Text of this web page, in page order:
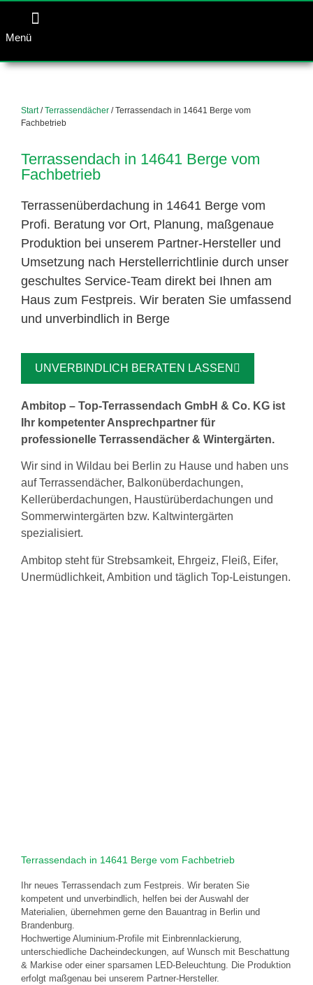
Menü
Start/Terrassendächer / Terrassendach in 14641 Berge vom
Fachbetrieb
Terrassendach in 14641 Berge vom
Fachbetrieb
Terrassenüberdachung in 14641 Berge vom
Profi. Beratung vor Ort, Planung, maßgenaue
Produktion bei unserem Partner-Hersteller und
Umsetzung nach Herstellerrichtlinie durch unser
geschultes Service-Team direkt bei Ihnen am
Haus zum Festpreis. Wir beraten Sie umfassend
und unverbindlich in Berge
UNVERBINDLICH BERATEN LASSEN
Ambitop – Top-Terrassendach GmbH & Co. KG ist
Ihr kompetenter Ansprechpartner für
professionelle Terrassendächer & Wintergärten.
Wir sind in Wildau bei Berlin zu Hause und haben uns
auf Terrassendächer, Balkonüberdachungen,
Kellerüberdachungen, Haustürüberdachungen und
Sommerwintergärten bzw. Kaltwintergärten
spezialisiert.
Ambitop steht für Strebsamkeit, Ehrgeiz, Fleiß, Eifer,
Unermüdlichkeit, Ambition und täglich Top-Leistungen.
Terrassendach in 14641 Berge vom Fachbetrieb
Ihr neues Terrassendach zum Festpreis. Wir beraten Sie
kompetent und unverbindlich, helfen bei der Auswahl der
Materialien, übernehmen gerne den Bauantrag in Berlin und
Brandenburg.
Hochwertige Aluminium-Profile mit Einbrennlackierung,
unterschiedliche Dacheindeckungen, auf Wunsch mit Beschattung
& Markise oder einer sparsamen LED-Beleuchtung. Die Produktion
erfolgt maßgenau bei unserem Partner-Hersteller.